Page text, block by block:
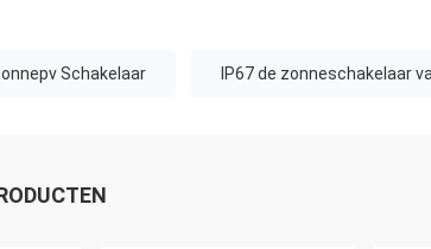
Schakelaar IP67 de zonneschakelaar